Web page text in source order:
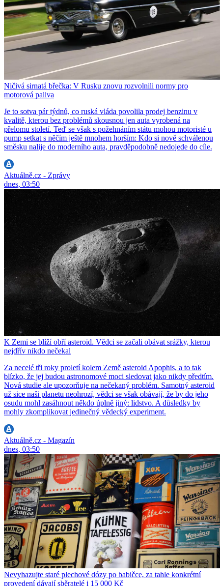
Ničivá sirnatá břečka: V Rusku znovu rozvolnili normy pro
motorová paliva
Je to sotva pár týdnů, co ruská vláda povolila prodej benzinu v
kvalitě, kterou bez problémů skousnou jen auta vyrobená na
přelomu století. Teď se však s požehnáním státu mohou motoristé u
pump setkat s něčím ještě mnohem horším: Kdo si nově schválenou
směsku nalije do moderního auta, pravděpodobně nedojede do cíle.
Aktuálně.cz - Zprávy
dnes, 03:50
K Zemi se blíží obří asteroid. Vědci se začali obávat srážky, kterou
nejdřív nikdo nečekal
Za necelé tři roky proletí kolem Země asteroid Apophis, a to tak
blízko, že jej budou astronomové moci sledovat jako nikdy předtím.
Nová studie ale upozorňuje na nečekaný problém. Samotný asteroid
už sice naši planetu neohrozí, vědci se však obávají, že by do jeho
osudu mohl zasáhnout někdo úplně jiný: lidstvo. A důsledky by
mohly zkomplikovat jedinečný vědecký experiment.
Aktuálně.cz - Magazín
dnes, 03:50
Nevyhazujte staré plechové dózy po babičce, za tahle konkrétní
provedení dávají sběratelé i 15 000 Kč